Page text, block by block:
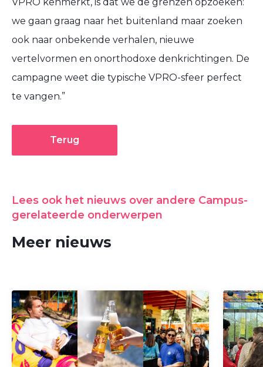
we gaan graag naar het buitenland maar zoeken
ook naar onbekende verhalen, nieuwe
vertelvormen en onorthodoxe denkrichtingen. De
campagne weet die typische VPRO-sfeer perfect
te vangen.”
Terug
Lees ook het nieuws over andere Campus-
gerelateerde onderwerpen
Meer nieuws